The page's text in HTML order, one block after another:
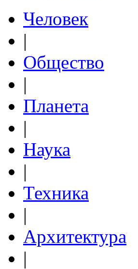
Человек
|
Общество
|
Планета
|
Наука
|
Техника
|
Архитектура
|